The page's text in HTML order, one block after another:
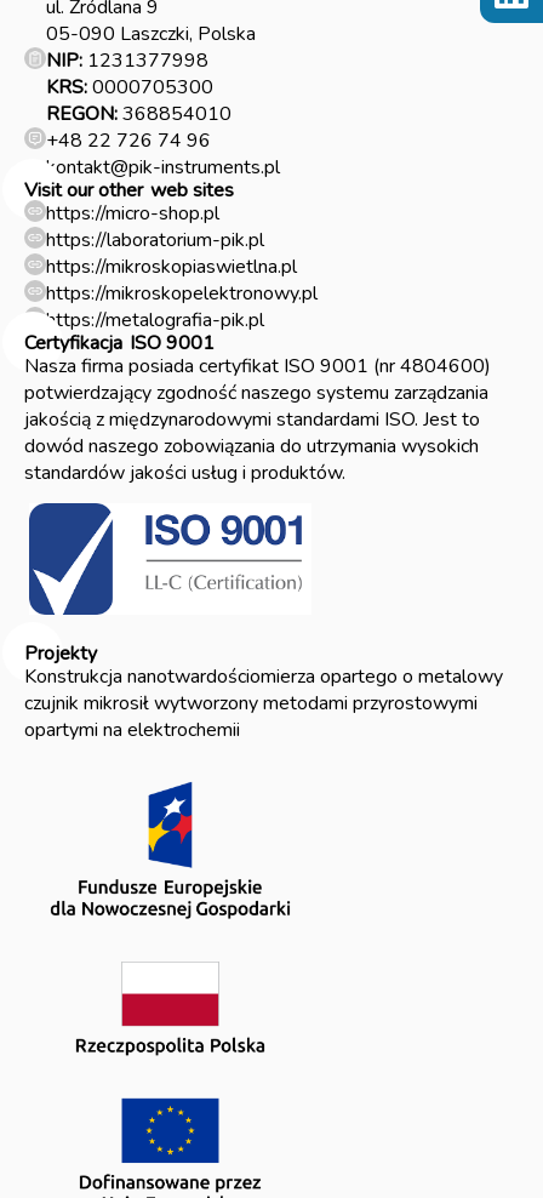
ul. Źródlana 9
05-090 Laszczki, Polska
NIP: 1231377998
KRS:0000705300
REGON:368854010
+48 22 726 74 96
kontakt@pik-instruments.pl
Visit our other web sites
https://micro-shop.pl
https://laboratorium-pik.pl
https://mikroskopiaswietlna.pl
https://mikroskopelektronowy.pl
https://metalografia-pik.pl
Certyfikacja ISO 9001
Nasza firma posiada certyfikat ISO 9001 (nr 4804600)
potwierdzający zgodność naszego systemu zarządzania
jakością z międzynarodowymi standardami ISO. Jest to
dowód naszego zobowiązania do utrzymania wysokich
standardów jakości usług i produktów.
Projekty
Konstrukcja nanotwardościomierza opartego o metalowy
czujnik mikrosił wytworzony metodami przyrostowymi
opartymi na elektrochemii